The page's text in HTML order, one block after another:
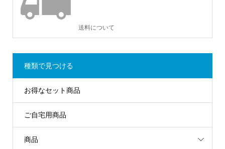
送料について
種類で見つける
お得なセット商品
ご自宅用商品
商品